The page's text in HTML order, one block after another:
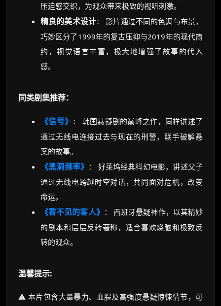
压迫感交织，为观众带来极致的视听刺激。
精良的美术设计： 影片通过不同的色调与布景，
巧妙区分了1999年的复古压抑与2019年的现代简
约，视觉语言丰富，极大地增强了故事的代入
感。
同类剧集推荐：
《信号》 ： 韩国悬疑剧的巅峰之作，同样讲述了
通过无线电连接过去与现在的刑警，联手破解悬
案的故事。
《黑洞频率》 ： 好莱坞经典科幻电影，讲述父子
通过无线电跨越时空对话，共同面对危机，改变
命运。
《看不见的客人》 ： 西班牙悬疑神作，以其精妙
的剧本和层层反转著称，适合喜欢烧脑和极致反
转的观众。
温馨提示:
⚠️ 本片包含大量暴力、血腥及高强度悬疑惊悚情节，可